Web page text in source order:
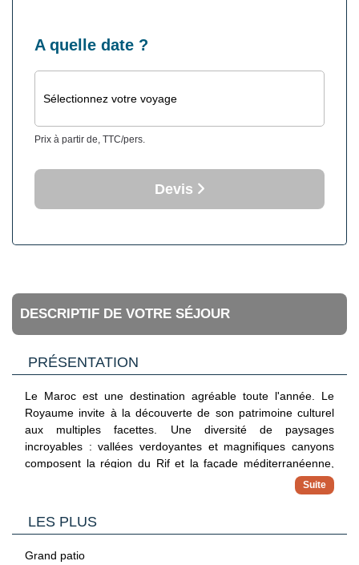
A quelle date ?
Sélectionnez votre voyage
Prix à partir de, TTC/pers.
Devis
DESCRIPTIF DE VOTRE SÉJOUR
PRÉSENTATION
Le Maroc est une destination agréable toute l'année. Le
Royaume invite à la découverte de son patrimoine culturel
aux multiples facettes. Une diversité de paysages
incroyables : vallées verdoyantes et magnifiques canyons
composent la région du Rif et la façade méditerranéenne,
tandis que la côte atlantique est marquée par une
succession de falaises de grès et de plages immenses.
culturelle, pendant votre séjour vous serez certainement
LES PLUS
Grand patio